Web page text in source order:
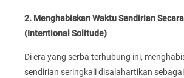
2. Menghabiskan Waktu Sendirian
(Intentional Solitude)
Di era yang serba terhubung ini,
sendirian seringkali disalahartikan